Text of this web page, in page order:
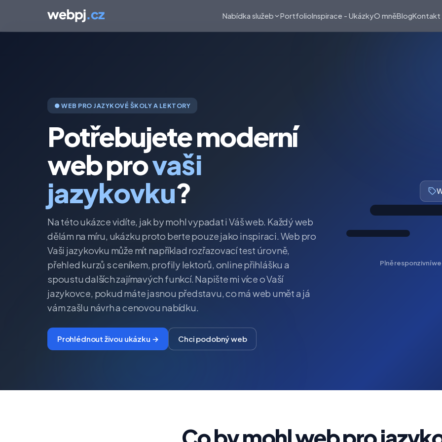
Nabídka služeb PortfolioInspirace - UkázkyO mněBlogKontakt
● WEB PRO JAZYKOVÉ ŠKOLY A LEKTORY
Potřebujete moderní
web provaši
jazykovku?
Na této ukázce vidíte, jak by mohl vypadat i Váš web. Každý web
dělám na míru, ukázku proto berte pouze jako inspiraci. Web pro
Vaši jazykovku může mít například rozřazovací test úrovně,
přehled kurzů s ceníkem, profily lektorů, online přihlášku a
spoustu dalších zajímavých funkcí. Napište mi více o Vaší
jazykovce, pokud máte jasnou představu, co má web umět a já
vám zašlu návrh a cenovou nabídku.
Prohlédnout živou ukázku → Chci podobný web
Plně responzivní